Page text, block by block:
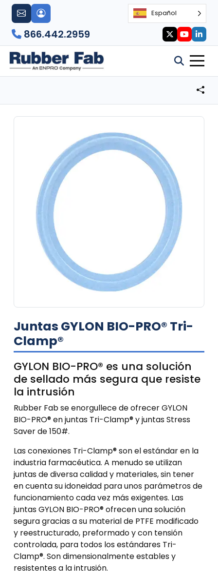
Español
866.442.2959
Juntas GYLON BIO-PRO® Tri-
Clamp®
GYLON BIO-PRO® es una solución
de sellado más segura que resiste
la intrusión
Rubber Fab se enorgullece de ofrecer GYLON
BIO-PRO® en juntas Tri-Clamp® y juntas Stress
Saver de 150#.
Las conexiones Tri-Clamp® son el estándar en la
industria farmacéutica. A menudo se utilizan
juntas de diversa calidad y materiales, sin tener
en cuenta su idoneidad para unos parámetros de
funcionamiento cada vez más exigentes. Las
juntas GYLON BIO-PRO® ofrecen una solución
segura gracias a su material de PTFE modificado
y reestructurado, preformado y con tensión
controlada, para todos los estándares Tri-
Clamp®. Son dimensionalmente estables y
resistentes a la intrusión.